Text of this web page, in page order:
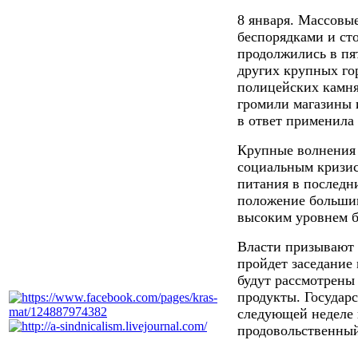
8 января.
беспорядками и
продолжились в
других крупных
полицейских
громили магазины
в ответ
Крупные
социальным
питания в
положение
высоким уровнем
Власти призывают
пройдет
будут
продукты.
следующей неделе